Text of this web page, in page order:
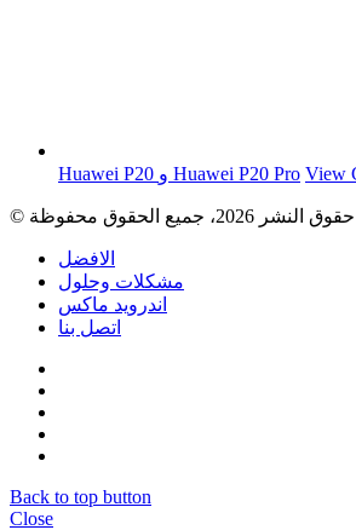
Huawei P20 و Huawei P20 Pro View
الافضل
مشكلات وحلول
اندرويد ماكس
اتصل بنا
Back to top button
Close